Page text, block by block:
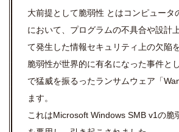
大前提として脆弱性 とはコンピュータ
において、プログラムの不具合や設計
て発生した情報セキュリティ上の欠陥
脆弱性が世界的に有名になった事件と
で猛威を振るったランサムウェア「
ます。
これはMicrosoft Windows SMB v1の脆